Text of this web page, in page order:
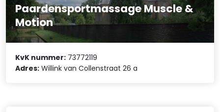
Paardensportmassage Muscle &
Motion
KvK nummer: 73772119
Adres: Willink van Collenstraat 26 a